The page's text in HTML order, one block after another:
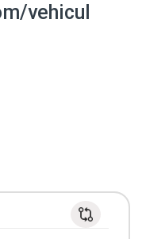
vehicul